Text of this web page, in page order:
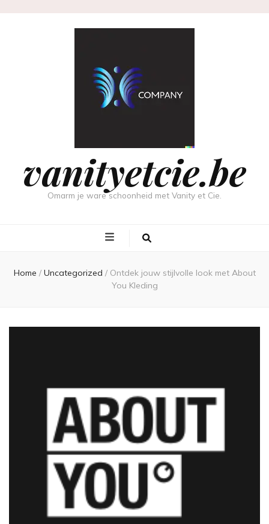
vanityetcie.be
Omarm je ware schoonheid met Vanity et Cie.
Home / Uncategorized / Ontdek jouw stijlvolle look met About
You Kleding